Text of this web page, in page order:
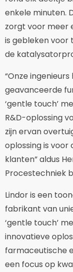
enkele minuten.
zorgt voor meer
is gebleken voor
de
“Onze
geavanceerde
‘gentle touch’
R&D-oplossing
zijn ervan
oplossing is voor
klanten” aldus
Procestechniek
Lindor is een
fabrikant van
‘gentle touch’
innovatieve
farmaceutische
een focus op